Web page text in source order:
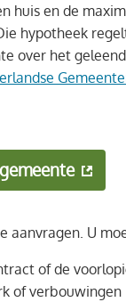
huis en de
hypotheek
over het
U
of de
of verbouwingen